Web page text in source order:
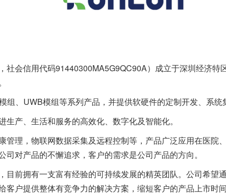
社会信用代码91440300MA5G9QC90A）成立于深圳经济
、UWB模组等系列产品，并提供软硬件的定制开发、系统
产、生活和服务的高效化、数字化及智能化。
管理，物联网数据采集及远程控制等，产品广泛应用在医院
对产品的不懈追求，客户的需求是公司产品的方向。
目前拥有一支富有经验的可持续发展的精英团队。公司希望
户提供整体有竞争力的解决方案，缩短客户的产品上市时